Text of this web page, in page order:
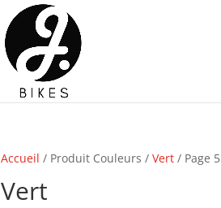
Accueil / Produit Couleurs /Vert / Page 5
Vert